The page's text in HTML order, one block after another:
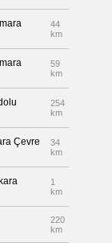
44
km
59
km
254
km
Çevre
34
km
1
km
220
km